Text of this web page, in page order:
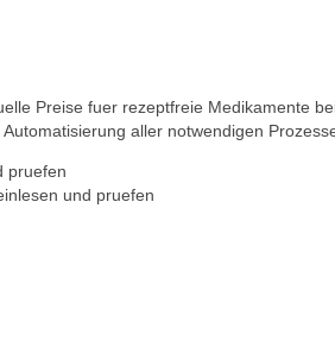
Preise fuer rezeptfreie Medikamente
aller notwendigen
pruefen
und pruefen